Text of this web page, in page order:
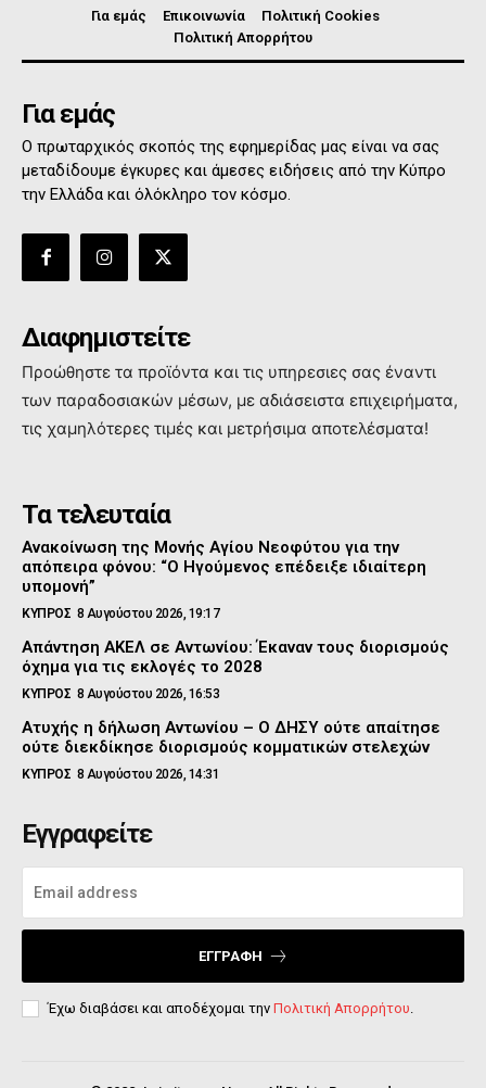
Για εμάς Επικοινωνία
Πολιτική Cookies
Πολιτική Απορρήτου
Για εμάς
Ο πρωταρχικός σκοπός της εφημερίδας μας είναι να σας
μεταδίδουμε έγκυρες και άμεσες ειδήσεις από την Κύπρο
την Ελλάδα και όλόκληρο τον κόσμο.
Διαφημιστείτε
Προώθηστε τα προϊόντα και τις υπηρεσιες σας έναντι
των παραδοσιακών μέσων, με αδιάσειστα επιχειρήματα,
τις χαμηλότερες τιμές και μετρήσιμα αποτελέσματα!
Τα τελευταία
Ανακοίνωση της Μονής Αγίου Νεοφύτου για την
απόπειρα φόνου: “Ο Ηγούμενος επέδειξε ιδιαίτερη
υπομονή”
ΚΥΠΡΟΣ 8 Αυγούστου 2026, 19:17
Απάντηση ΑΚΕΛ σε Αντωνίου: Έκαναν τους διορισμούς
όχημα για τις εκλογές το 2028
ΚΥΠΡΟΣ 8 Αυγούστου 2026, 16:53
Ατυχής η δήλωση Αντωνίου – Ο ΔΗΣΥ ούτε απαίτησε
ούτε διεκδίκησε διορισμούς κομματικών στελεχών
ΚΥΠΡΟΣ 8 Αυγούστου 2026, 14:31
Εγγραφείτε
ΕΓΓΡΑΦΉ
Έχω διαβάσει και αποδέχομαι την Πολιτική Απορρήτου.